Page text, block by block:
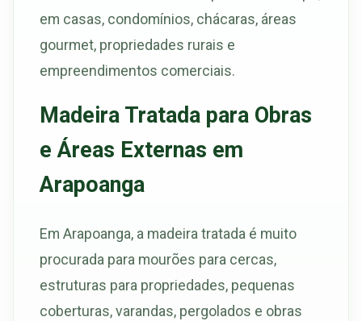
em casas, condomínios, chácaras, áreas
gourmet, propriedades rurais e
empreendimentos comerciais.
Madeira Tratada para Obras
e Áreas Externas em
Arapoanga
Em Arapoanga, a madeira tratada é muito
procurada para mourões para cercas,
estruturas para propriedades, pequenas
coberturas, varandas, pergolados e obras